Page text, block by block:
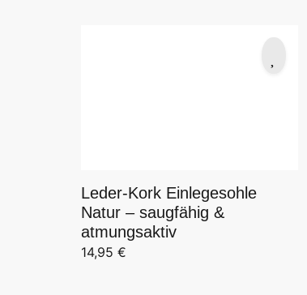
Leder-Kork Einlegesohle
Natur – saugfähig &
atmungsaktiv
14,95 €